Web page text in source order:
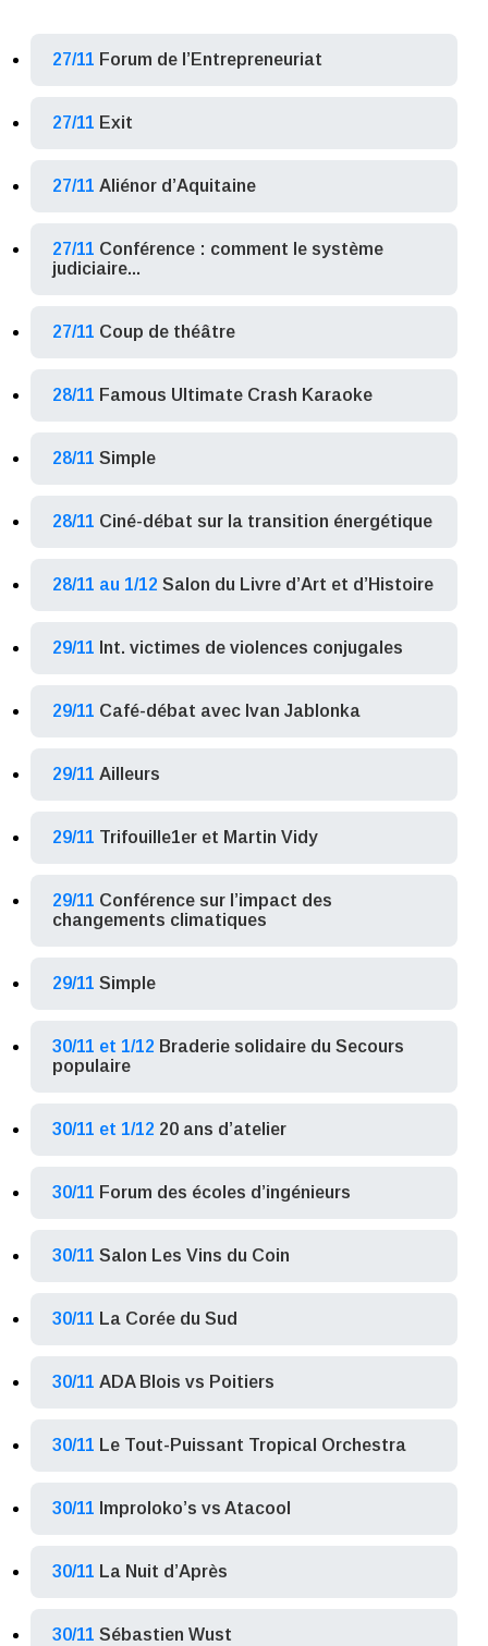
27/11 Forum de l’Entrepreneuriat
27/11 Exit
27/11 Aliénor d’Aquitaine
27/11 Conférence : comment le système
judiciaire...
27/11 Coup de théâtre
28/11 Famous Ultimate Crash Karaoke
28/11 Simple
28/11 Ciné-débat sur la transition énergétique
28/11 au 1/12 Salon du Livre d’Art et d’Histoire
29/11 Int. victimes de violences conjugales
29/11 Café-débat avec Ivan Jablonka
29/11 Ailleurs
29/11 Trifouille1er et Martin Vidy
29/11 Conférence sur l’impact des
changements climatiques
29/11 Simple
30/11 et 1/12 Braderie solidaire du Secours
populaire
30/11 et 1/12 20 ans d’atelier
30/11 Forum des écoles d’ingénieurs
30/11 Salon Les Vins du Coin
30/11 La Corée du Sud
30/11 ADA Blois vs Poitiers
30/11 Le Tout-Puissant Tropical Orchestra
30/11 Improloko’s vs Atacool
30/11 La Nuit d’Après
30/11 Sébastien Wust